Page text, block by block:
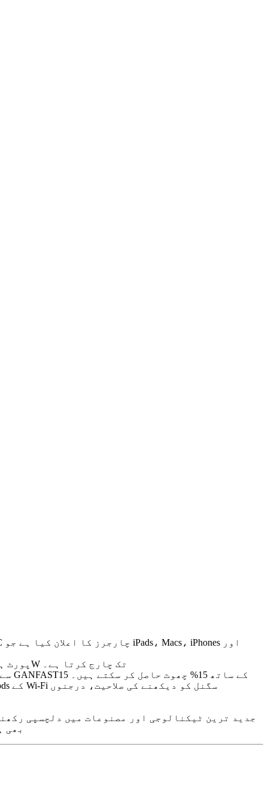
Satechi کے 100W USB-C PD وال چارجر کی قیمت $69.99 ہے اور جیسا کہ نام سے پتہ چلتا ہے، ایک واحد USB-C پورٹ ہے جو 100W تک چارج کرتا ہے۔
تین نئے چارجرز Satechi ویب سائٹ یا Amazon.com سے خریدے جا سکتے ہیں۔ 22 جولائی سے 31 جولائی تک صارفین پرومو کوڈ GANFAST15 کے ساتھ 15% چھوٹ حاصل کر سکتے ہیں۔
بھی